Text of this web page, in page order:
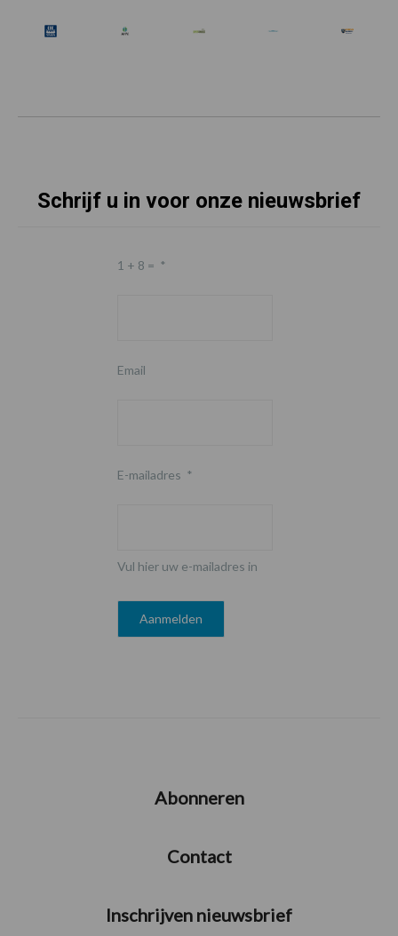
Schrijf u in voor onze nieuwsbrief
1 + 8 = *
Email
E-mailadres *
Vul hier uw e-mailadres in
Abonneren
Contact
Inschrijven nieuwsbrief